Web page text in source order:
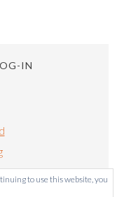
IN
to use this website, you